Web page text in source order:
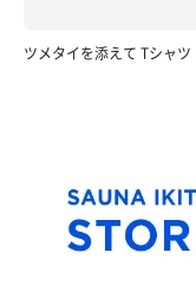
ツメタイを添えて Tシャツ